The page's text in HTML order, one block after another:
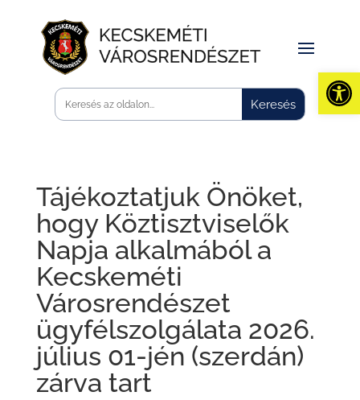
Tájékoztatjuk Önöket,
hogy Köztisztviselők
Napja alkalmából a
Kecskeméti
Városrendészet
ügyfélszolgálata 2026.
július 01-jén (szerdán)
zárva tart